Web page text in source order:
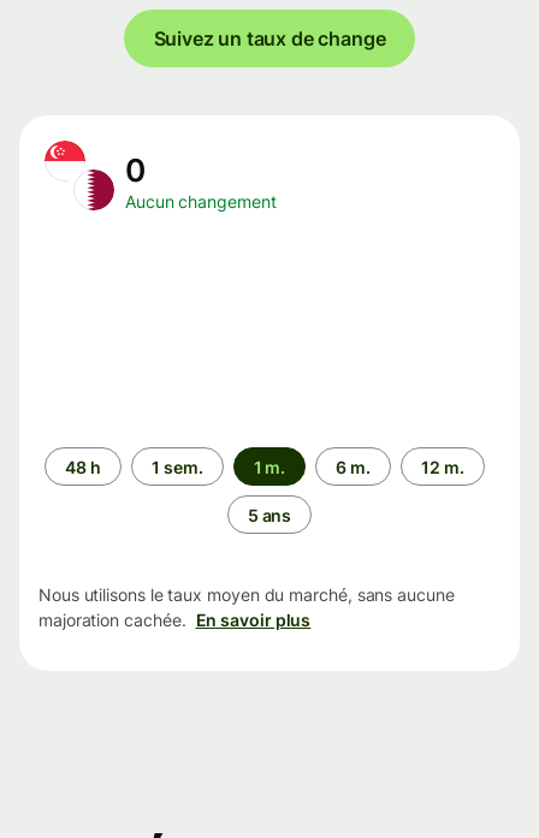
Suivez un taux de change
0
Aucun changement
Période
48 h 1 sem. 1 m. 6 m. 12 m.
5 ans
Nous utilisons le taux moyen du marché, sans aucune
majoration cachée. En savoir plus